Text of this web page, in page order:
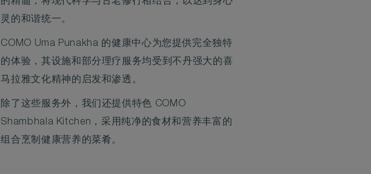
的精髓，将现代科学与古老修行相结合，以达到身心
灵的和谐统一。
COMO Uma Punakha 的健康中心为您提供完全独特
的体验，其设施和部分理疗服务均受到不丹强大的喜
马拉雅文化精神的启发和渗透。
除了这些服务外，我们还提供特色 COMO
Shambhala Kitchen，采用纯净的食材和营养丰富的
组合烹制健康营养的菜肴。